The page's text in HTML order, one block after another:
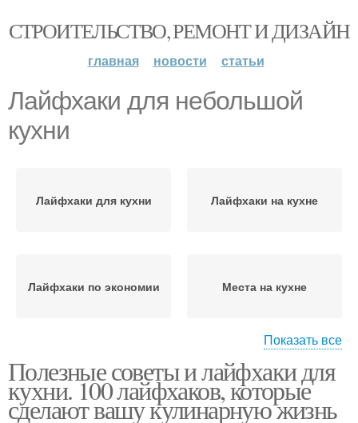
СТРОИТЕЛЬСТВО, РЕМОНТ И ДИЗАЙН
главная новости статьи
Лайфхаки для небольшой
кухни
Лайфхаки для кухни Лайфхаки на кухне
Лайфхаки по экономии Места на кухне
пластиковых бутылок
Лайфхаки для
маленькой
Показать все
Полезные советы и лайфхаки для
кухни. 100 лайфхаков, которые
сделают вашу кулинарную жизнь